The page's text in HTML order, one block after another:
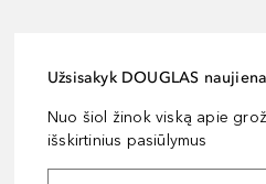
Užsisakyk DOUGLAS
Nuo šiol žinok viską apie
išskirtinius pasiūlymus